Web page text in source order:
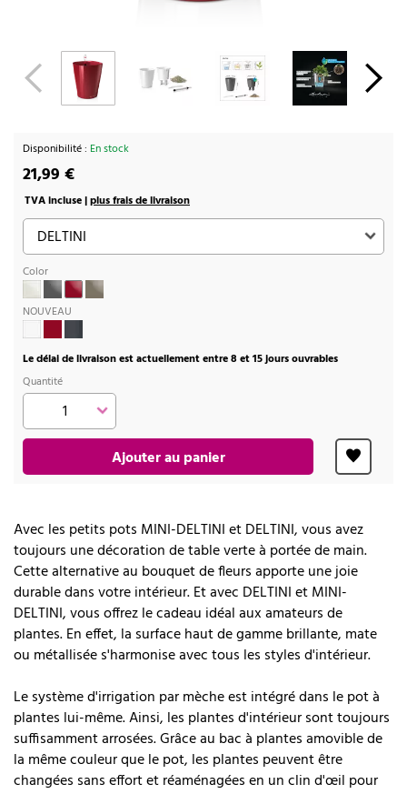
Disponibilité : En stock
21,99 €
TVA incluse |plus frais de livraison
Color
NOUVEAU
Le délai de livraison est actuellement entre 8 et 15 jours ouvrables
Quantité
Ajouter au panier
Avec les petits pots MINI-DELTINI et DELTINI, vous avez
toujours une décoration de table verte à portée de main.
Cette alternative au bouquet de fleurs apporte une joie
durable dans votre intérieur. Et avec DELTINI et MINI-
DELTINI, vous offrez le cadeau idéal aux amateurs de
plantes. En effet, la surface haut de gamme brillante, mate
ou métallisée s'harmonise avec tous les styles d'intérieur.
Le système d'irrigation par mèche est intégré dans le pot à
plantes lui-même. Ainsi, les plantes d'intérieur sont toujours
suffisamment arrosées. Grâce au bac à plantes amovible de
la même couleur que le pot, les plantes peuvent être
changées sans effort et réaménagées en un clin d'œil pour